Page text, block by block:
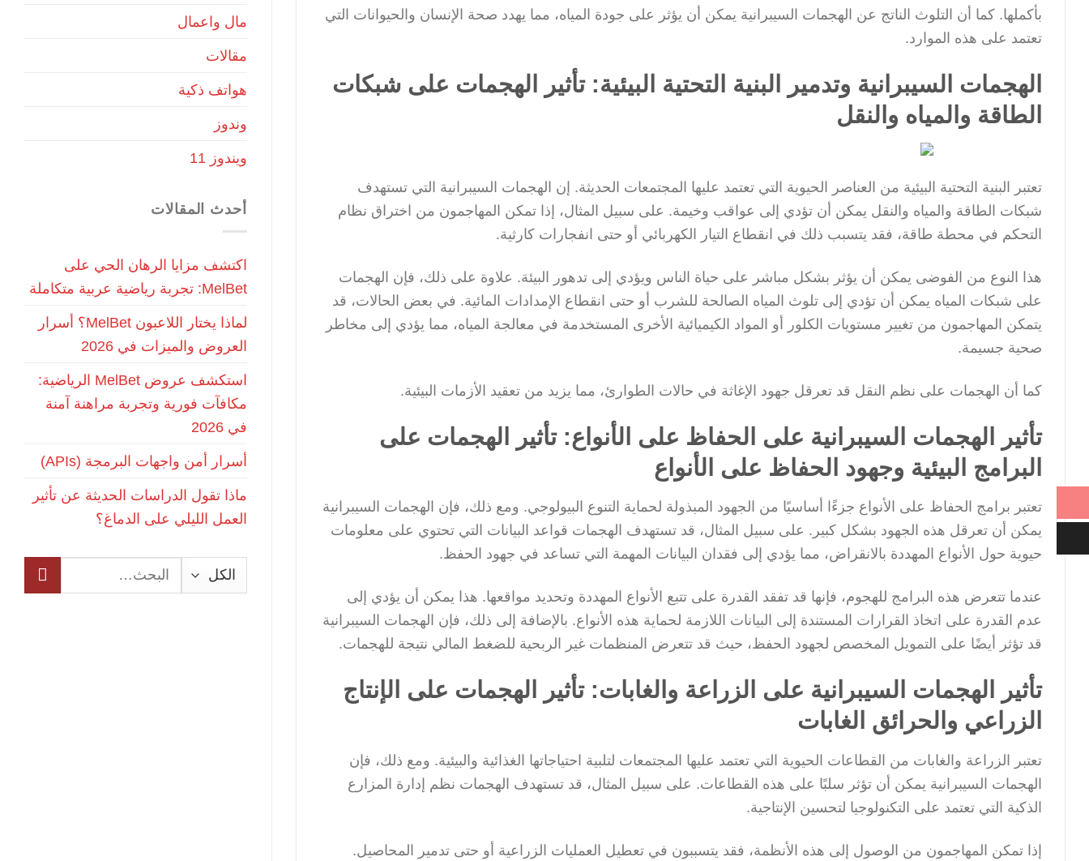
بأكملها. كما أن التلوث الناتج عن الهجمات السيبرانية يمكن أن يؤثر على جودة المياه، مما يهدد صحة الإنسان والحيوانات التي
تعتمد على هذه الموارد.
الهجمات السيبرانية وتدمير البنية التحتية البيئية: تأثير الهجمات على شبكات
الطاقة والمياه والنقل
تعتبر البنية التحتية البيئية من العناصر الحيوية التي تعتمد عليها المجتمعات الحديثة. إن الهجمات السيبرانية التي تستهدف
شبكات الطاقة والمياه والنقل يمكن أن تؤدي إلى عواقب وخيمة. على سبيل المثال، إذا تمكن المهاجمون من اختراق نظام
التحكم في محطة طاقة، فقد يتسبب ذلك في انقطاع التيار الكهربائي أو حتى انفجارات كارثية.
هذا النوع من الفوضى يمكن أن يؤثر بشكل مباشر على حياة الناس ويؤدي إلى تدهور البيئة. علاوة على ذلك، فإن الهجمات
على شبكات المياه يمكن أن تؤدي إلى تلوث المياه الصالحة للشرب أو حتى انقطاع الإمدادات المائية. في بعض الحالات، قد
يتمكن المهاجمون من تغيير مستويات الكلور أو المواد الكيميائية الأخرى المستخدمة في معالجة المياه، مما يؤدي إلى مخاطر
صحية جسيمة.
كما أن الهجمات على نظم النقل قد تعرقل جهود الإغاثة في حالات الطوارئ، مما يزيد من تعقيد الأزمات البيئية.
تأثير الهجمات السيبرانية على الحفاظ على الأنواع: تأثير الهجمات على
البرامج البيئية وجهود الحفاظ على الأنواع
تعتبر برامج الحفاظ على الأنواع جزءًا أساسيًا من الجهود المبذولة لحماية التنوع البيولوجي. ومع ذلك، فإن الهجمات السيبرانية
يمكن أن تعرقل هذه الجهود بشكل كبير. على سبيل المثال، قد تستهدف الهجمات قواعد البيانات التي تحتوي على معلومات
حيوية حول الأنواع المهددة بالانقراض، مما يؤدي إلى فقدان البيانات المهمة التي تساعد في جهود الحفظ.
عندما تتعرض هذه البرامج للهجوم، فإنها قد تفقد القدرة على تتبع الأنواع المهددة وتحديد مواقعها. هذا يمكن أن يؤدي إلى
عدم القدرة على اتخاذ القرارات المستندة إلى البيانات اللازمة لحماية هذه الأنواع. بالإضافة إلى ذلك، فإن الهجمات السيبرانية
قد تؤثر أيضًا على التمويل المخصص لجهود الحفظ، حيث قد تتعرض المنظمات غير الربحية للضغط المالي نتيجة للهجمات.
تأثير الهجمات السيبرانية على الزراعة والغابات: تأثير الهجمات على الإنتاج
الزراعي والحرائق الغابات
تعتبر الزراعة والغابات من القطاعات الحيوية التي تعتمد عليها المجتمعات لتلبية احتياجاتها الغذائية والبيئية. ومع ذلك، فإن
الهجمات السيبرانية يمكن أن تؤثر سلبًا على هذه القطاعات. على سبيل المثال، قد تستهدف الهجمات نظم إدارة المزارع
الذكية التي تعتمد على التكنولوجيا لتحسين الإنتاجية.
إذا تمكن المهاجمون من الوصول إلى هذه الأنظمة، فقد يتسببون في تعطيل العمليات الزراعية أو حتى تدمير المحاصيل.
مال واعمال
مقالات
هواتف ذكية
وندوز
ويندوز 11
أحدث المقالات
اكتشف مزايا الرهان الحي على
MelBet: تجربة رياضية عربية متكاملة
لماذا يختار اللاعبون MelBet؟ أسرار
العروض والميزات في 2026
استكشف عروض MelBet الرياضية:
مكافآت فورية وتجربة مراهنة آمنة
في 2026
أسرار أمن واجهات البرمجة (APIs)
ماذا تقول الدراسات الحديثة عن تأثير
العمل الليلي على الدماغ؟
البحث
عن: